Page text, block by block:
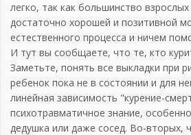
легко, так как большинство
достаточно хорошей и позитивной
естественного процесса и ничем
И тут вы сообщаете, что те, кто
Заметьте, понять все выкладки при
ребенок пока не в состоянии и для
линейная зависимость "курение-
психотравматичное знание,
дедушка или даже сосед. Во-вторых,